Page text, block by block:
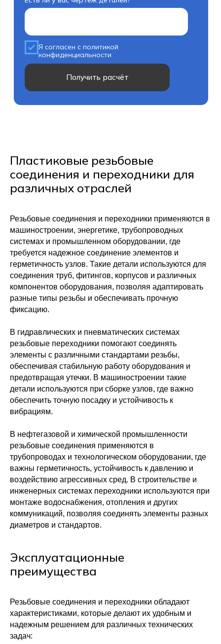
Пластиковые резьбовые
соединения и переходники для
различных отраслей
Резьбовые соединения и переходники применяются в
машиностроении, энергетике, трубопроводных
системах и промышленном оборудовании, где
требуется надежное соединение элементов и
герметичность узлов. Такие детали используются для
соединения труб, фитингов, корпусов и различных
компонентов оборудования, позволяя адаптировать
разные типы резьбы и обеспечивать прочную
фиксацию.
В гидравлических и пневматических системах
резьбовые переходники помогают соединять
элементы с различными стандартами резьбы,
обеспечивая стабильную работу оборудования и
предотвращая утечки. В машиностроении такие
детали используются при сборке узлов, где важно
обеспечить точную посадку и устойчивость к
вибрациям.
В нефтегазовой и химической промышленности
резьбовые соединения применяются в
трубопроводах и технологическом оборудовании, где
важны герметичность, устойчивость к давлению и
воздействию агрессивных сред. В строительстве и
инженерных системах переходники используются при
монтаже водоснабжения, отопления и других
коммуникаций, позволяя соединять элементы разных
диаметров и стандартов.
Эксплуатационные
преимущества
Резьбовые соединения и переходники обладают
характеристиками, которые делают их удобным и
надежным решением для различных технических
задач: